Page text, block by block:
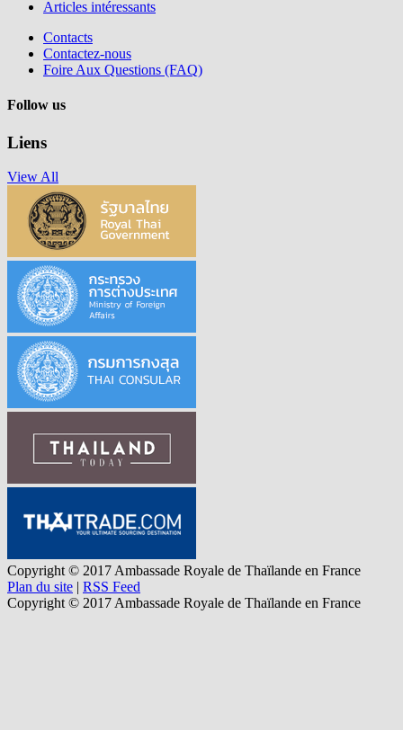
Articles intéressants
Contacts
Contactez-nous
Foire Aux Questions (FAQ)
Follow us
Liens
View All
Copyright © 2017 Ambassade Royale de Thaïlande en France
Plan du site | RSS Feed
Copyright © 2017 Ambassade Royale de Thaïlande en France